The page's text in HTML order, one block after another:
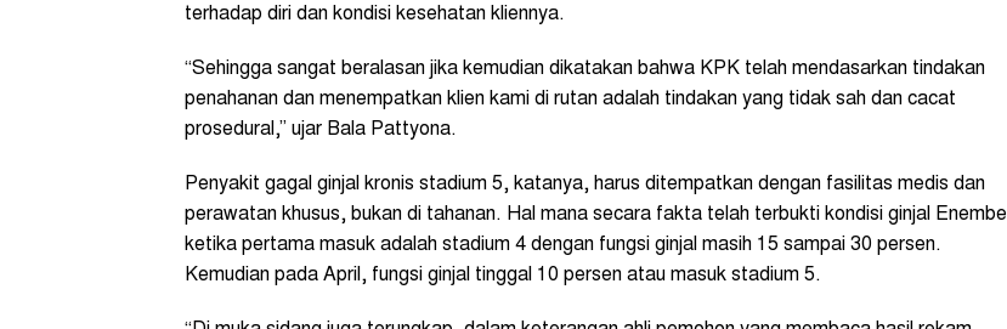
terhadap diri dan kondisi kesehatan kliennya.
“Sehingga sangat beralasan jika kemudian dikatakan bahwa KPK telah mendasarkan tindakan
penahanan dan menempatkan klien kami di rutan adalah tindakan yang tidak sah dan cacat
prosedural,” ujar Bala Pattyona.
Penyakit gagal ginjal kronis stadium 5, katanya, harus ditempatkan dengan fasilitas medis dan
perawatan khusus, bukan di tahanan. Hal mana secara fakta telah terbukti kondisi ginjal Enembe
ketika pertama masuk adalah stadium 4 dengan fungsi ginjal masih 15 sampai 30 persen.
Kemudian pada April, fungsi ginjal tinggal 10 persen atau masuk stadium 5.